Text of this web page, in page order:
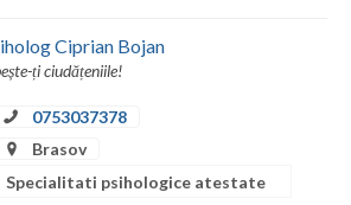
Ciprian Bojan
ți ciudățeniile!
0753037378
Brasov
Specialitati psihologice atestate